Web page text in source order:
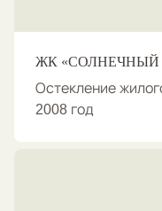
ЖК «СОЛНЕЧНЫЙ
Остекление
2008 год